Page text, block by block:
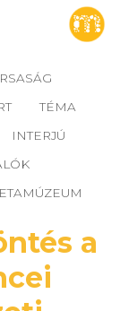
TÉMA
INTERJÚ
a